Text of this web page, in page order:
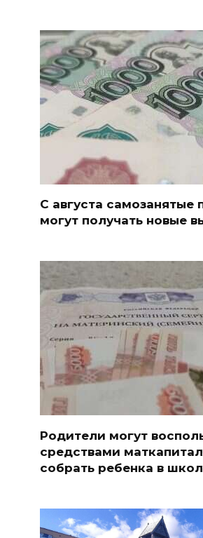
С августа самозанятые
могут получать новые
Родители могут
средствами
собрать ребенка в